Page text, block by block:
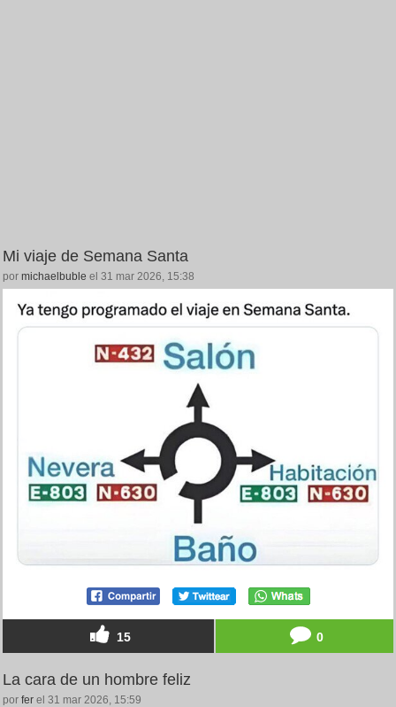
Mi viaje de Semana Santa
por michaelbuble el 31 mar 2026, 15:38
15 0
La cara de un hombre feliz
por fer el 31 mar 2026, 15:59